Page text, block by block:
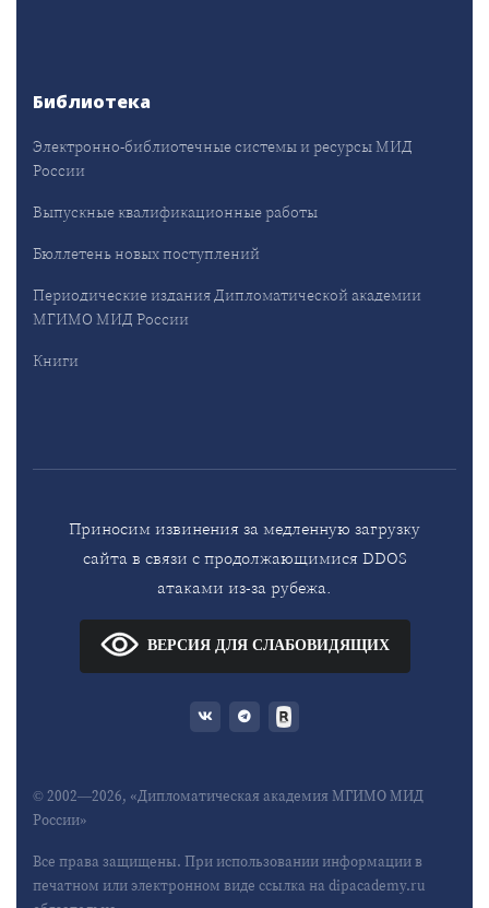
Библиотека
Электронно-библиотечные системы и ресурсы МИД
России
Выпускные квалификационные работы
Бюллетень новых поступлений
Периодические издания Дипломатической академии
МГИМО МИД России
Книги
Приносим извинения за медленную загрузку
сайта в связи с продолжающимися DDOS
атаками из-за рубежа.
ВЕРСИЯ ДЛЯ СЛАБОВИДЯЩИХ
© 2002—2026, «Дипломатическая академия МГИМО МИД
России»
Все права защищены. При использовании информации в
печатном или электронном виде ссылка на dipacademy.ru